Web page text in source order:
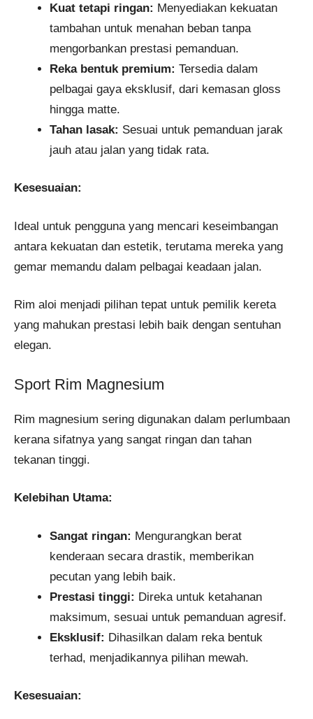
Kuat tetapi ringan: Menyediakan kekuatan
tambahan untuk menahan beban tanpa
mengorbankan prestasi pemanduan.
Reka bentuk premium: Tersedia dalam
pelbagai gaya eksklusif, dari kemasan gloss
hingga matte.
Tahan lasak: Sesuai untuk pemanduan jarak
jauh atau jalan yang tidak rata.
Kesesuaian:
Ideal untuk pengguna yang mencari keseimbangan
antara kekuatan dan estetik, terutama mereka yang
gemar memandu dalam pelbagai keadaan jalan.
Rim aloi menjadi pilihan tepat untuk pemilik kereta
yang mahukan prestasi lebih baik dengan sentuhan
elegan.
Sport Rim Magnesium
Rim magnesium sering digunakan dalam perlumbaan
kerana sifatnya yang sangat ringan dan tahan
tekanan tinggi.
Kelebihan Utama:
Sangat ringan: Mengurangkan berat
kenderaan secara drastik, memberikan
pecutan yang lebih baik.
Prestasi tinggi: Direka untuk ketahanan
maksimum, sesuai untuk pemanduan agresif.
Eksklusif: Dihasilkan dalam reka bentuk
terhad, menjadikannya pilihan mewah.
Kesesuaian: